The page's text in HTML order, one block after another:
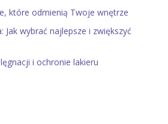
które odmienią Twoje wnętrze
Jak wybrać najlepsze i zwiększyć
i ochronie lakieru